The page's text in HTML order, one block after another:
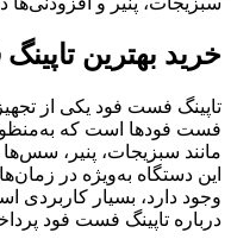
خرید بهترین
تاپینگ فست فود یکی از
فست فودها است که به‌منظور
مانند سبزیجات، پنیر،
این دستگاه به‌ویژه در
وجود دارد، بسیار کاربردی
درباره تاپینگ فست فود